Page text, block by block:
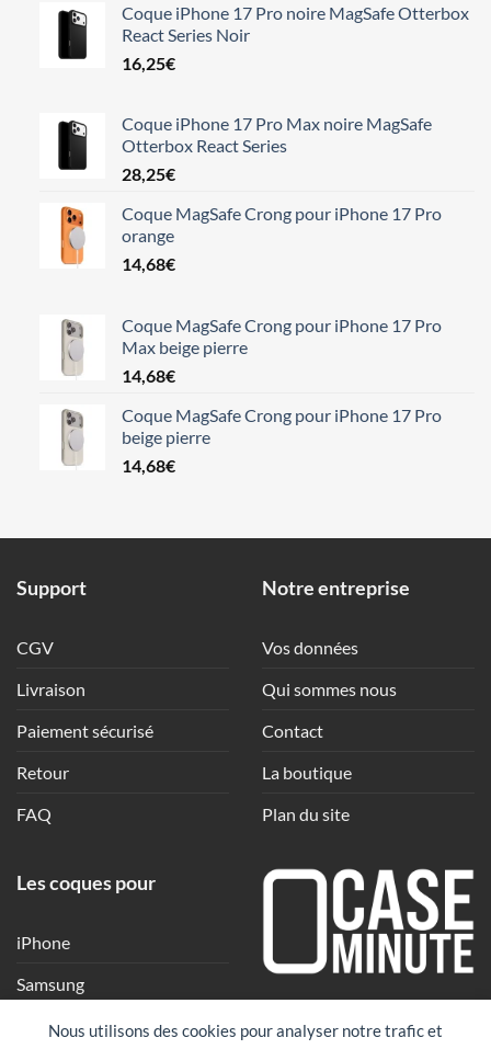
Nous utilisons des cookies pour analyser notre trafic et
Coque iPhone 17 Pro noire MagSafe Otterbox
React Series Noir
16,25€
Coque iPhone 17 Pro Max noire MagSafe
Otterbox React Series
28,25€
Coque MagSafe Crong pour iPhone 17 Pro
orange
14,68€
Coque MagSafe Crong pour iPhone 17 Pro
Max beige pierre
14,68€
Coque MagSafe Crong pour iPhone 17 Pro
beige pierre
14,68€
Support
CGV
Livraison
Paiement sécurisé
Retour
FAQ
Notre entreprise
Vos données
Qui sommes nous
Contact
La boutique
Plan du site
Les coques pour
iPhone
Samsung
Xiaomi
Une coque en quelques
clics